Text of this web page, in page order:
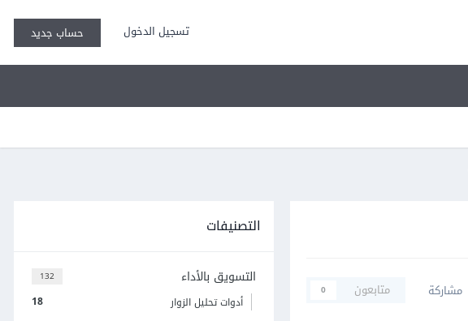
تسجيل الدخول حساب جديد
مشاركة متابعون 0
التصنيفات
132 التسويق بالأداء
18 أدوات تحليل الزوار